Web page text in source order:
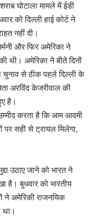
घोटाला मामले में ईडी
को दिल्ली हाई कोर्ट ने
नहीं दी।
और फिर अमेरिका ने
थी। अमेरिका ने बीते दिनों
चुनाव से ठीक पहले दिल्ली के
अरविंद केजरीवाल की
है।
करता है कि आम आदमी
पर सही से ट्रायल मिलेगा,
उठाए जाने को भारत ने
है। बुधवार को भारतीय
ने अमेरिकी राजनयिक
था।